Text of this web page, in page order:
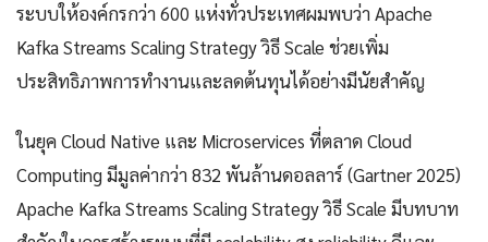
ระบบให้องค์กรกว่า 600 แห่งทั่วประเทศผมพบว่า Apache
Kafka Streams Scaling Strategy วิธี Scale ช่วยเพิ่ม
ประสิทธิภาพการทำงานและลดต้นทุนได้อย่างมีนัยสำคัญ
ในยุค Cloud Native และ Microservices ที่ตลาด Cloud
Computing มีมูลค่ากว่า 832 พันล้านดอลลาร์ (Gartner 2025)
Apache Kafka Streams Scaling Strategy วิธี Scale มีบทบาท